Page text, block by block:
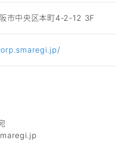
市中央区本町4-2-12 3F